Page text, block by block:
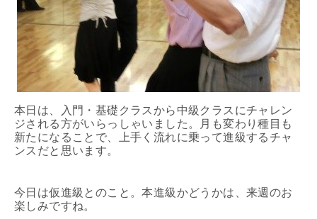
本日は、入門・基礎クラスから中級クラスにチャレン
ジされる方がいらっしゃいました。月も変わり種目も
新たになることで、上手く流れに乗って進級するチャ
ンスだと思います。
今日は仮進級とのこと。本進級かどうかは、来週のお
楽しみですね。